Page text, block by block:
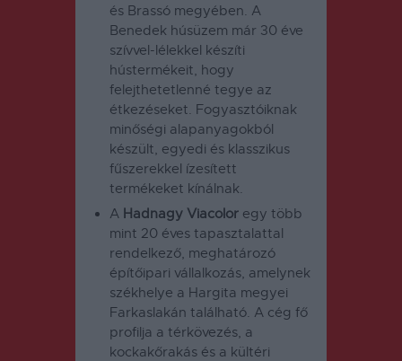
és Brassó megyében. A
Benedek húsüzem már 30 éve
szívvel-lélekkel készíti
hústermékeit, hogy
felejthetetlenné tegye az
étkezéseket. Fogyasztóiknak
minőségi alapanyagokból
készült, egyedi és klasszikus
fűszerekkel ízesített
termékeket kínálnak.
A Hadnagy Viacoloregy több
mint 20 éves tapasztalattal
rendelkező, meghatározó
építőipari vállalkozás, amelynek
székhelye a Hargita megyei
Farkaslakán található. A cég fő
profilja a térkövezés, a
kockakőrakás és a kültéri